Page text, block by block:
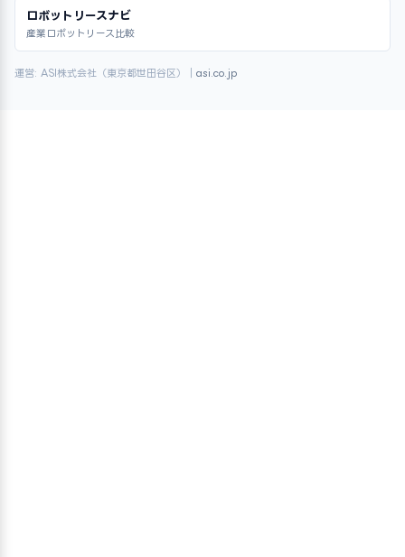
ロボットリースナビ
産業ロボットリース比較
運営: ASI株式会社（東京都世田谷区）｜ asi.co.jp